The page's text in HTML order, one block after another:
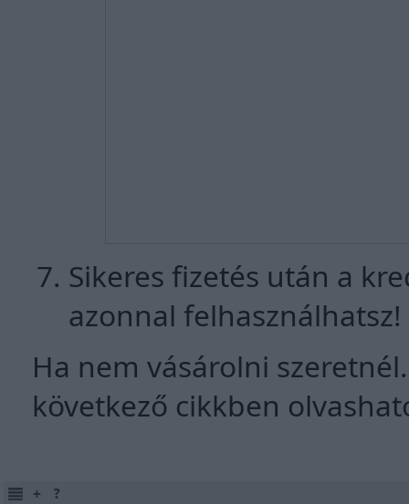
Sikeres fizetés után a
azonnal felhasználhatsz!
Ha nem vásárolni
következő cikkben